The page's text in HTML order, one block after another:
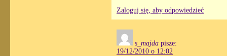
Zaloguj się, aby odpowiedzieć
s_majda pisze:
19/12/2010 o 12:02